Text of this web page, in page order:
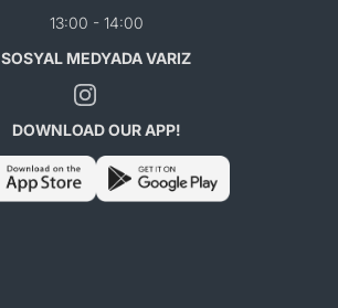
13:00 - 14:00
SOSYAL MEDYADA VARIZ
DOWNLOAD OUR APP!